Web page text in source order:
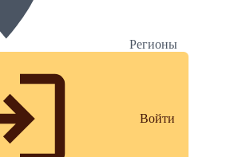
Регионы
Войти